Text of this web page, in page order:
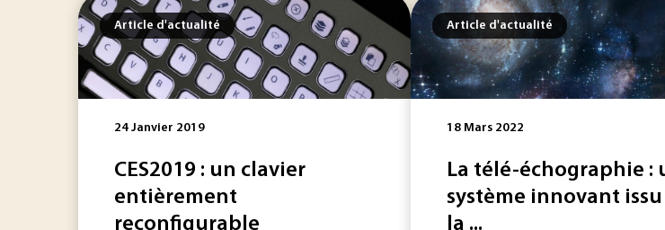
Article d'actualité
24 Janvier 2019
CES2019 : un clavier
entièrement
reconfigurable
Article d'actualité
18 Mars 2022
La télé-échographie :
système innovant
la ...